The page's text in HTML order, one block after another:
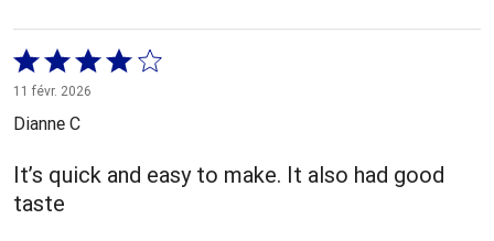
Coté
4 sur
5
11 févr. 2026
Dianne C
It’s quick and easy to make. It also had good
taste